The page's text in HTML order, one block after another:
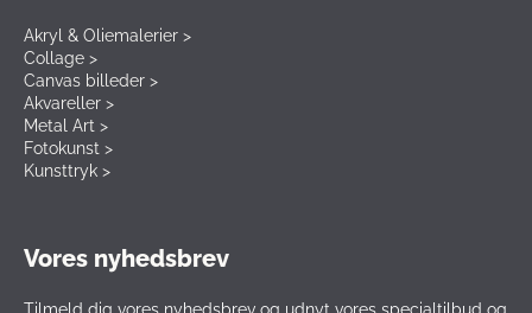
Akryl & Oliemalerier >
Collage >
Canvas billeder >
Akvareller >
Metal Art >
Fotokunst >
Kunsttryk >
Vores nyhedsbrev